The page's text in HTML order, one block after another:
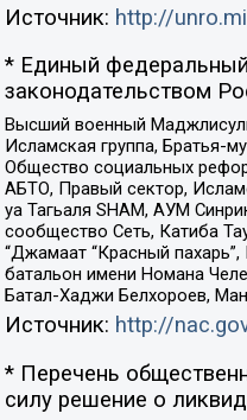
Источник: http://
* Единый федеральный
законодательством
Высший военный
Исламская группа, Братья-
Общество социальных
АБТО, Правый сектор,
уа Тагьаля SHAM, АУМ
сообщество Сеть, Катиба
“Джамаат “Красный
батальон имени Номана
Батал-Хаджи Белхороев,
Источник: http://
* Перечень
силу решение о